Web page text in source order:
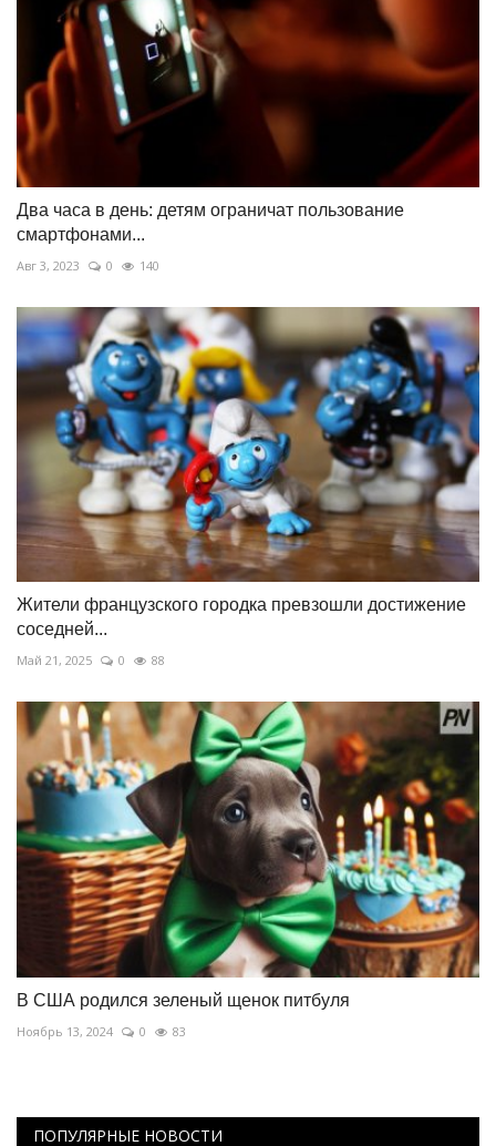
Два часа в день: детям ограничат пользование
смартфонами...
Авг 3, 2023 0 140
Жители французского городка превзошли достижение
соседней...
Май 21, 2025 0 88
В США родился зеленый щенок питбуля
Ноябрь 13, 2024 0 83
ПОПУЛЯРНЫЕ НОВОСТИ